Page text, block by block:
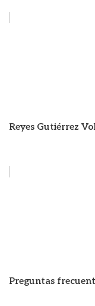
Reyes Gutiérrez
Preguntas